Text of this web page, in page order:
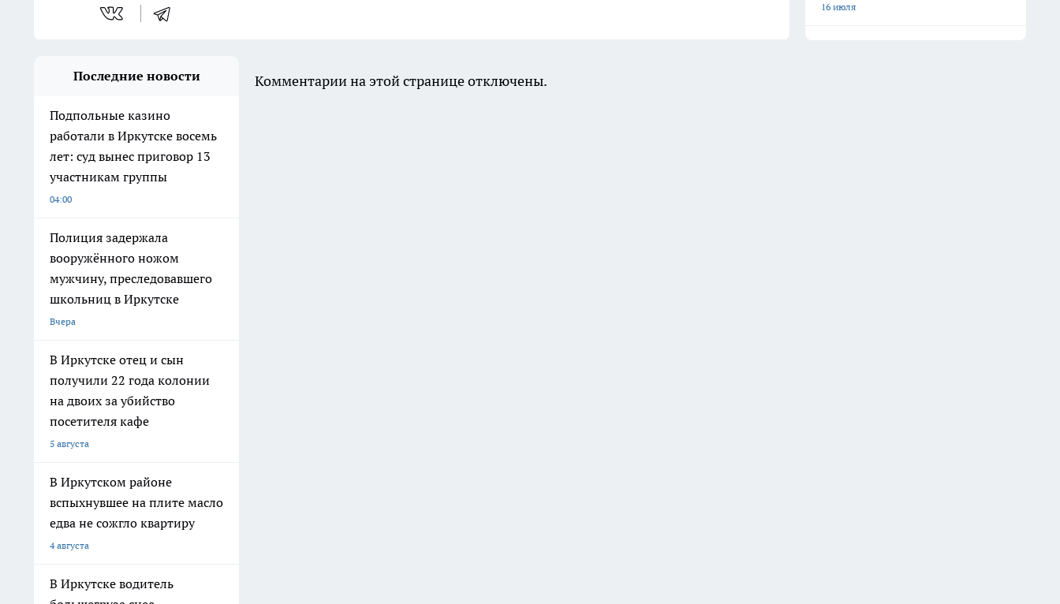
16 июля
Последние новости
Подпольные казино
работали в Иркутске восемь
лет: суд вынес приговор 13
участникам группы
04:00
Полиция задержала
вооружённого ножом
мужчину, преследовавшего
школьниц в Иркутске
Вчера
В Иркутске отец и сын
получили 22 года колонии
на двоих за убийство
посетителя кафе
5 августа
В Иркутском районе
вспыхнувшее на плите масло
едва не сожгло квартиру
4 августа
В Иркутске водитель
Комментарии на этой странице отключены.